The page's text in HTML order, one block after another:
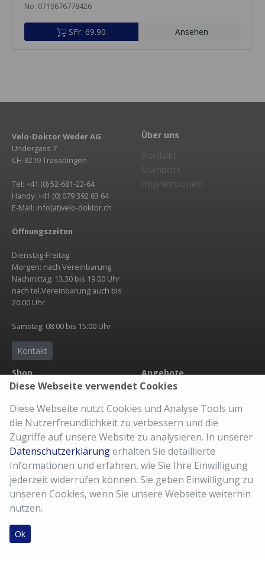
Diese Webseite verwendet Cookies
Diese Webseite nutzt Cookies und Analyse Tools um
die Nutzerfreundlichkeit zu verbessern und die
Zugriffe auf unsere Website zu analysieren. In unserer
Datenschutzerklärungerhalten Sie detaillierte
Informationen und erfahren, wie Sie Ihre Einwilligung
jederzeit widerrufen können. Sie geben Einwilligung zu
unseren Cookies, wenn Sie unsere Webseite weiterhin
nutzen.
Ok
No. 0719676778426
SFr. 69.90 Ansehen
Velo-Doktor Weder AG
Undergass 7
CH-8219 Trasadingen
Tel: +41 (0) 52-681-22-64
Handy: +41 (0) 079 392 63 64
E-Mail: info(at)velo-doktor.ch
Öffnungszeiten
Dienstag-Freitag:
Morgen: nach Vereinbarung
Nachmittag: 13.30 bis 19.00 Uhr
nach tel.Vereinbarung auch bis
20:00 Uhr
Samstag: 08:00 bis 15:00 Uhr
Kontakt
Über uns
Kontakt
Standort
Impressionen
Shop
Übersicht
Zubehör
Bekleidung
Versandkosten
AGB
Imressum
Meine Bestellung
Angebote
Neuheit
Abholservice
eBike Accu
Der richtige Sattel
Fahrradkauf
Kaufberatung
10% Kundenkarte
Reparatur Service